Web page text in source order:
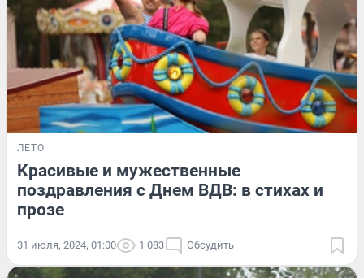
ЛЕТО
Красивые и мужественные
поздравления с Днем ВДВ: в стихах и
прозе
31 июля, 2024, 01:00 1 083 Обсудить